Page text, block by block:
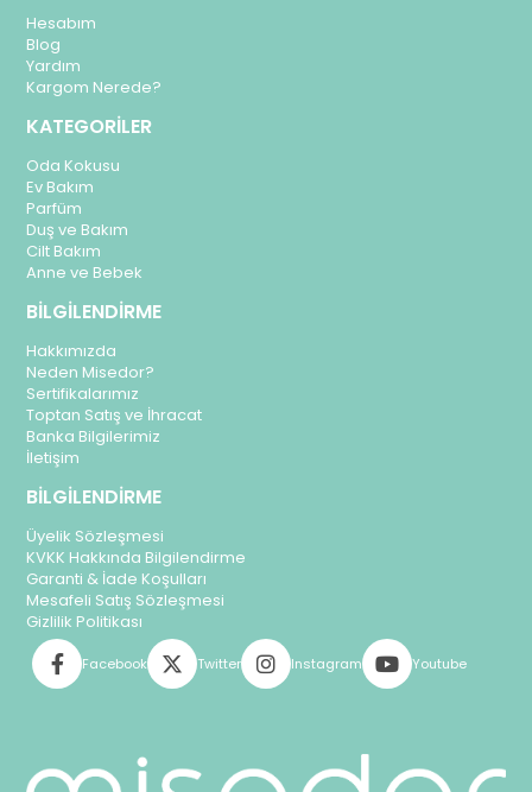
Hesabım
Blog
Yardım
Kargom Nerede?
KATEGORİLER
Oda Kokusu
Ev Bakım
Parfüm
Duş ve Bakım
Cilt Bakım
Anne ve Bebek
BİLGİLENDİRME
Hakkımızda
Neden Misedor?
Sertifikalarımız
Toptan Satış ve İhracat
Banka Bilgilerimiz
İletişim
BİLGİLENDİRME
Üyelik Sözleşmesi
KVKK Hakkında Bilgilendirme
Garanti & İade Koşulları
Mesafeli Satış Sözleşmesi
Gizlilik Politikası
Facebook Twitter Instagram Youtube